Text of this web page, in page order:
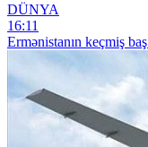
DÜNYA
16:11
Ermənistanın keçmiş